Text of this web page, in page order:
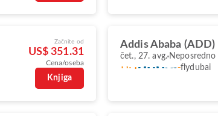
Začnite od
US$ 351.31
Cena/oseba
Knjiga
Addis Ababa (ADD)
čet., 27. avg. Neposredno
flydubai